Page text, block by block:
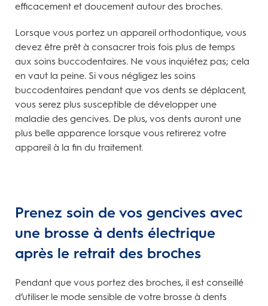
efficacement et doucement autour des broches.
Lorsque vous portez un appareil orthodontique, vous
devez être prêt à consacrer trois fois plus de temps
aux soins buccodentaires. Ne vous inquiétez pas; cela
en vaut la peine. Si vous négligez les soins
buccodentaires pendant que vos dents se déplacent,
vous serez plus susceptible de développer une
maladie des gencives. De plus, vos dents auront une
plus belle apparence lorsque vous retirerez votre
appareil à la fin du traitement.
Prenez soin de vos gencives avec
une brosse à dents électrique
après le retrait des broches
Pendant que vous portez des broches, il est conseillé
d’utiliser le mode sensible de votre brosse à dents